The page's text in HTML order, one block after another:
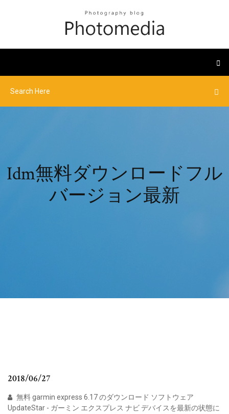
Idm無料ダウンロードフル
バージョン最新
2018/06/27
無料 garmin express 6.17 のダウンロード ソフトウェア
UpdateStar - ガーミン エクスプレス ナビ デバイスを最新の状態に